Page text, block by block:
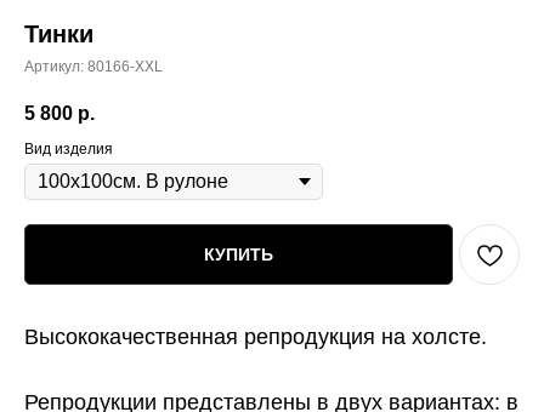
Тинки
Артикул: 80166-XXL
5 800 р.
Вид изделия
КУПИТЬ
Высококачественная репродукция на холсте.
Репродукции представлены в двух вариантах: в